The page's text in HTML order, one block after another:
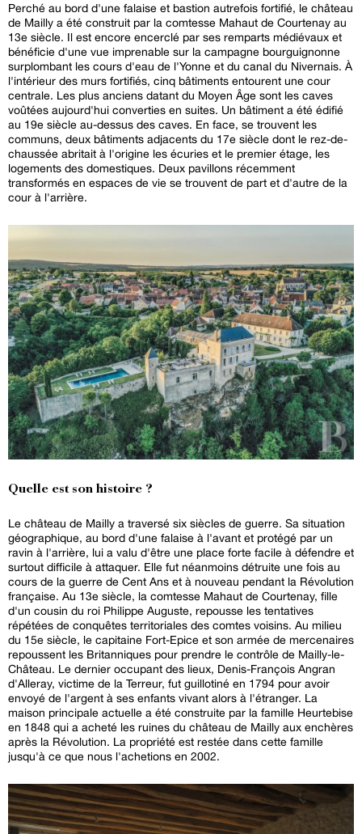
Perché au bord d'une falaise et bastion autrefois fortifié, le château
de Mailly a été construit par la comtesse Mahaut de Courtenay au
13e siècle. Il est encore encerclé par ses remparts médiévaux et
bénéficie d'une vue imprenable sur la campagne bourguignonne
surplombant les cours d'eau de l'Yonne et du canal du Nivernais. À
l'intérieur des murs fortifiés, cinq bâtiments entourent une cour
centrale. Les plus anciens datant du Moyen Âge sont les caves
voûtées aujourd'hui converties en suites. Un bâtiment a été édifié
au 19e siècle au-dessus des caves. En face, se trouvent les
communs, deux bâtiments adjacents du 17e siècle dont le rez-de-
chaussée abritait à l'origine les écuries et le premier étage, les
logements des domestiques. Deux pavillons récemment
transformés en espaces de vie se trouvent de part et d'autre de la
cour à l'arrière.
Quelle est son histoire ?
Le château de Mailly a traversé six siècles de guerre. Sa situation
géographique, au bord d'une falaise à l'avant et protégé par un
ravin à l'arrière, lui a valu d'être une place forte facile à défendre et
surtout difficile à attaquer. Elle fut néanmoins détruite une fois au
cours de la guerre de Cent Ans et à nouveau pendant la Révolution
française. Au 13e siècle, la comtesse Mahaut de Courtenay, fille
d'un cousin du roi Philippe Auguste, repousse les tentatives
répétées de conquêtes territoriales des comtes voisins. Au milieu
du 15e siècle, le capitaine Fort-Epice et son armée de mercenaires
repoussent les Britanniques pour prendre le contrôle de Mailly-le-
Château. Le dernier occupant des lieux, Denis-François Angran
d'Alleray, victime de la Terreur, fut guillotiné en 1794 pour avoir
envoyé de l'argent à ses enfants vivant alors à l'étranger. La
maison principale actuelle a été construite par la famille Heurtebise
en 1848 qui a acheté les ruines du château de Mailly aux enchères
après la Révolution. La propriété est restée dans cette famille
jusqu'à ce que nous l'achetions en 2002.